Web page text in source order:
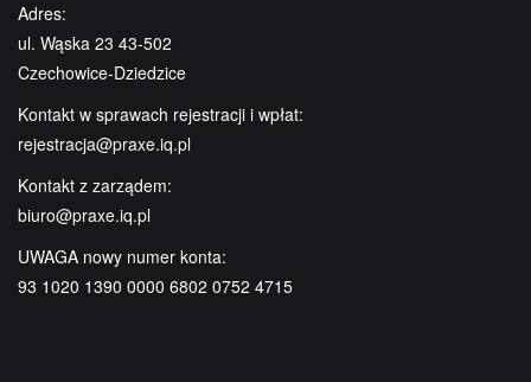
Adres:
ul. Wąska 23 43-502
Czechowice-Dziedzice
Kontakt w sprawach rejestracji i wpłat:
rejestracja@praxe.iq.pl
Kontakt z zarządem:
biuro@praxe.iq.pl
UWAGA nowy numer konta:
93 1020 1390 0000 6802 0752 4715